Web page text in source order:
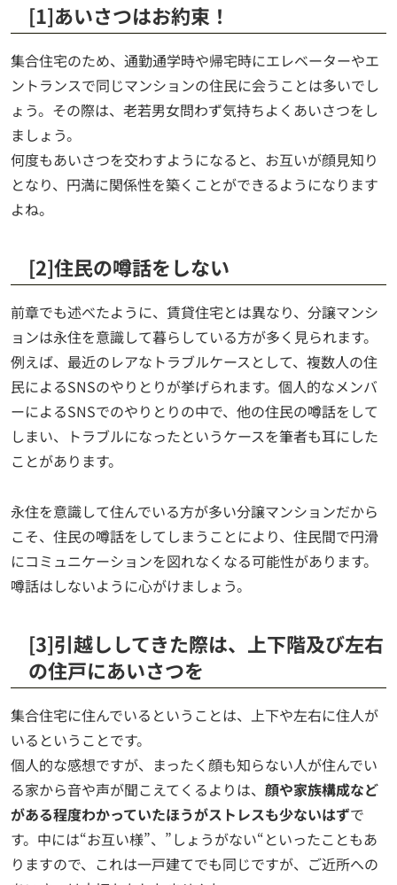
[1]あいさつはお約束！
集合住宅のため、通勤通学時や帰宅時にエレベーターやエ
ントランスで同じマンションの住民に会うことは多いでし
ょう。その際は、老若男女問わず気持ちよくあいさつをし
ましょう。
何度もあいさつを交わすようになると、お互いが顔見知り
となり、円満に関係性を築くことができるようになります
よね。
[2]住民の噂話をしない
前章でも述べたように、賃貸住宅とは異なり、分譲マンシ
ョンは永住を意識して暮らしている方が多く見られます。
例えば、最近のレアなトラブルケースとして、複数人の住
民によるSNSのやりとりが挙げられます。個人的なメンバ
ーによるSNSでのやりとりの中で、他の住民の噂話をして
しまい、トラブルになったというケースを筆者も耳にした
ことがあります。
永住を意識して住んでいる方が多い分譲マンションだから
こそ、住民の噂話をしてしまうことにより、住民間で円滑
にコミュニケーションを図れなくなる可能性があります。
噂話はしないように心がけましょう。
[3]引越ししてきた際は、上下階及び左右
の住戸にあいさつを
集合住宅に住んでいるということは、上下や左右に住人が
いるということです。
個人的な感想ですが、まったく顔も知らない人が住んでい
る家から音や声が聞こえてくるよりは、 顔や家族構成など
がある程度わかっていたほうがストレスも少ないはずで
す。中には“お互い様”、”しょうがない“といったこともあ
りますので、これは一戸建てでも同じですが、ご近所への